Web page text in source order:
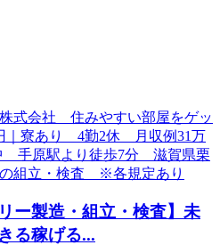
ー製造・組立・検査】未
る稼げる...